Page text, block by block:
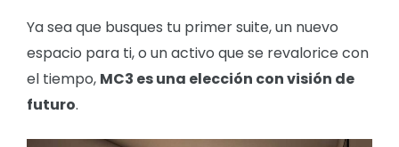
Ya sea que busques tu primer suite, un nuevo
espacio para ti, o un activo que se revalorice con
el tiempo, MC3 es una elección con visión de
futuro.